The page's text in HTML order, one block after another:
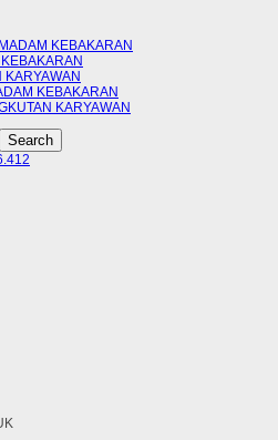
KEBAKARAN
KARYAWAN
KEBAKARAN
KARYAWAN